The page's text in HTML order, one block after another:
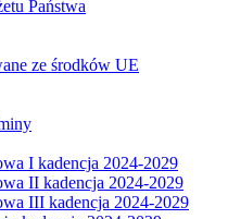
Państwa
ze środków UE
I kadencja 2024-2029
II kadencja 2024-2029
III kadencja 2024-2029